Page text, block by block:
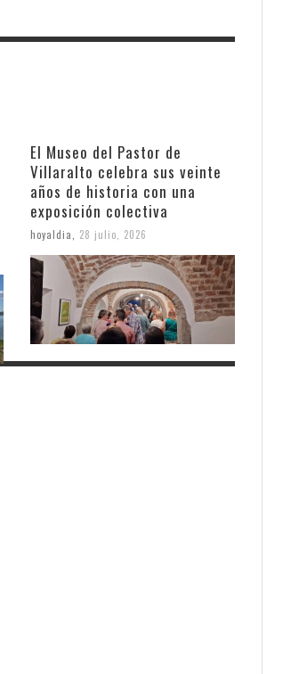
El Museo del Pastor de
Villaralto celebra sus veinte
años de historia con una
exposición colectiva
hoyaldia 28 julio, 2026